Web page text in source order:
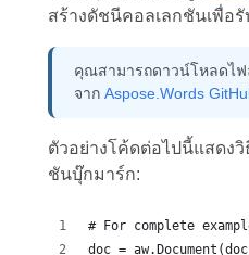
สร้างดัชนีคอลเลกชันเพื่อ
คุณสามารถดาวน์โหลดไฟ
จาก Aspose.Words
ตัวอย่างโค้ดต่อไปนี้แสดง
ชันบุ๊กมาร์ก:
# For complete
doc =